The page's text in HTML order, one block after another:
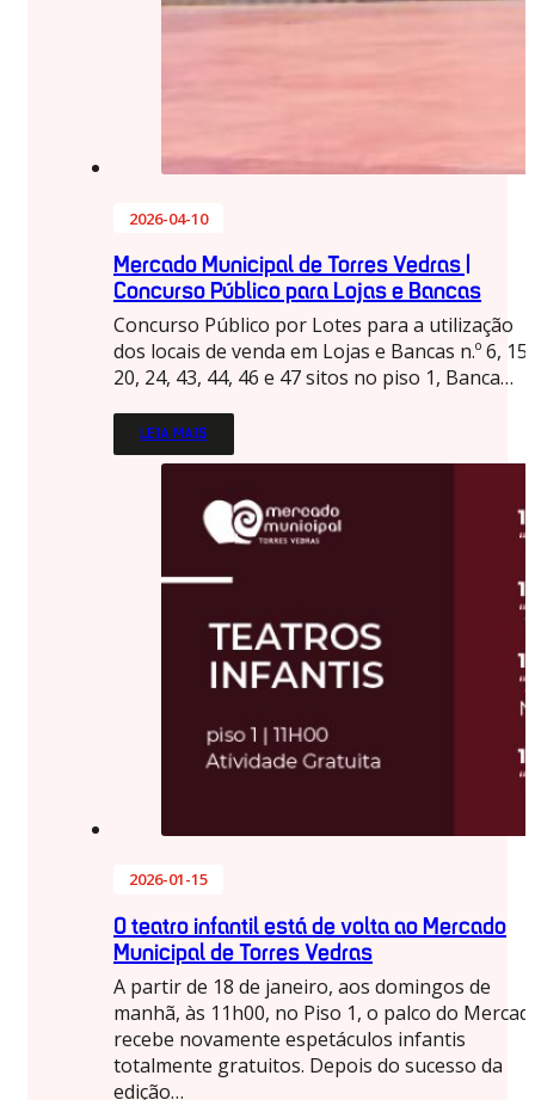
2026-04-10
Mercado Municipal de Torres Vedras |
Concurso Público para Lojas e Bancas
Concurso Público por Lotes para a utilização
dos locais de venda em Lojas e Bancas n.º 6, 15,
20, 24, 43, 44, 46 e 47 sitos no piso 1, Banca…
LEIA MAIS
2026-01-15
O teatro infantil está de volta ao Mercado
Municipal de Torres Vedras
A partir de 18 de janeiro, aos domingos de
manhã, às 11h00, no Piso 1, o palco do
recebe novamente espetáculos infantis
totalmente gratuitos. Depois do sucesso da
edição…